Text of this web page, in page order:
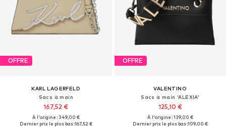
OFFRE
KARL LAGERFELD
Sacs à main
167,52 €
À l'origine : 349,00 €
Dernier prix le plus bas :167,52 €
OFFRE
VALENTINO
Sacs à main 'ALEXIA'
125,10 €
À l'origine : 139,00 €
Dernier prix le plus bas :109,00 €